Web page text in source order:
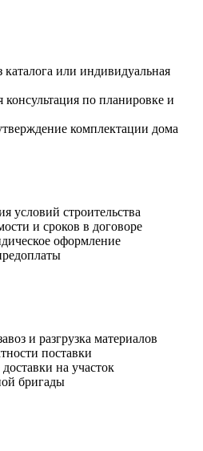
или индивидуальная
по планировке и
комплектации дома
условий строительства
и сроков в договоре
оформление
и разгрузка материалов
поставки
на участок
бригады